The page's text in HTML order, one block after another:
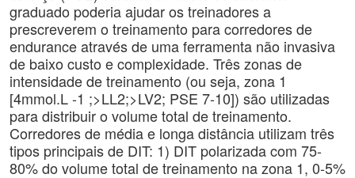
graduado poderia ajudar os treinadores a
prescreverem o treinamento para corredores de
endurance através de uma ferramenta não invasiva
de baixo custo e complexidade. Três zonas de
intensidade de treinamento (ou seja, zona 1
[4mmol.L -1 ;>LL2;>LV2; PSE 7-10]) são utilizadas
para distribuir o volume total de treinamento.
Corredores de média e longa distância utilizam três
tipos principais de DIT: 1) DIT polarizada com 75-
80% do volume total de treinamento na zona 1, 0-5%